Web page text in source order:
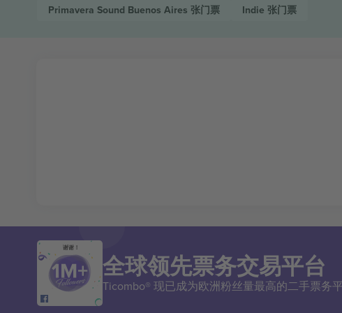
Primavera Sound Buenos Aires 张门票 Indie 张门票
谢谢！
全球领先票务交易平台
Ticombo® 现已成为欧洲粉丝量最高的二手票务